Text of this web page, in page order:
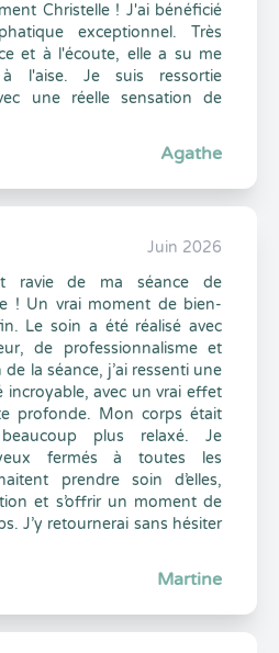
Christelle ! J'ai bénéficié
exceptionnel. Très
et à l'écoute, elle a su me
l'aise. Je suis ressortie
une réelle sensation de
Agathe
Juin 2026
ravie de ma séance de
! Un vrai moment de bien-
Le soin a été réalisé avec
de professionnalisme et
la séance, j’ai ressenti une
incroyable, avec un vrai effet
profonde. Mon corps était
plus relaxé. Je
fermés à toutes les
prendre soin d’elles,
et s’offrir un moment de
J’y retournerai sans hésiter
Martine